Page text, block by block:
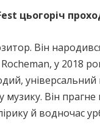
цьогоріч
Він
у 2018
Він
й водночас